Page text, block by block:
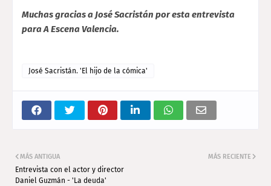
Muchas gracias a José Sacristán por esta entrevista
para A Escena Valencia.
José Sacristán. 'El hijo de la cómica'
MÁS RECIENTE
MÁS ANTIGUA
Entrevista con el actor y director
Daniel Guzmán - 'La deuda'